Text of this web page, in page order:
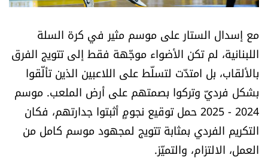
كتّابنا
تحت المجهر
آراء
اقتصاد
مع إسدال الستار على موسم مثير في كرة السلة
اللبنانية، لم تكن الأضواء موجّهة فقط إلى تتويج الفرق
بالألقاب، بل امتدّت لتسلّط على اللاعبين الذين تألّقوا
بشكل فرديّ وتركوا بصمتهم على أرض الملعب. موسم
2024 - 2025 حمل توقيع نجومٍ أثبتوا جدارتهم، فكان
التكريم الفردي بمثابة تتويج لمجهود موسم كامل من
العمل، الالتزام، والتميّز.